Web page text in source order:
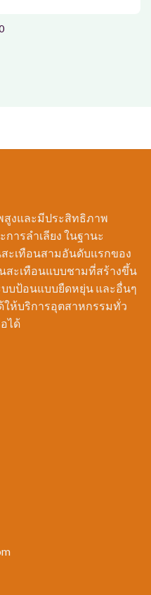
สูงและมีประสิทธิภาพ
ารลำเลียง ในฐานะ
ะเทือนสามอันดับแรกของ
สะเทือนแบบชามที่สร้างขึ้น
บบป้อนแบบยืดหยุ่น และอื่นๆ
ให้บริการอุตสาหกรรมทั่ว
ได้